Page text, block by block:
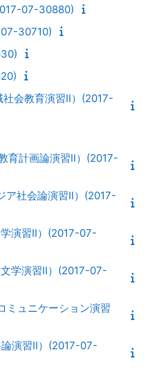
07-30880)
30710)
会教育演習II）(2017-
育計画論演習II）(2017-
ア社会論演習II）(2017-
演習II）(2017-07-
学演習II）(2017-07-
ミュニケーション演習
演習II）(2017-07-